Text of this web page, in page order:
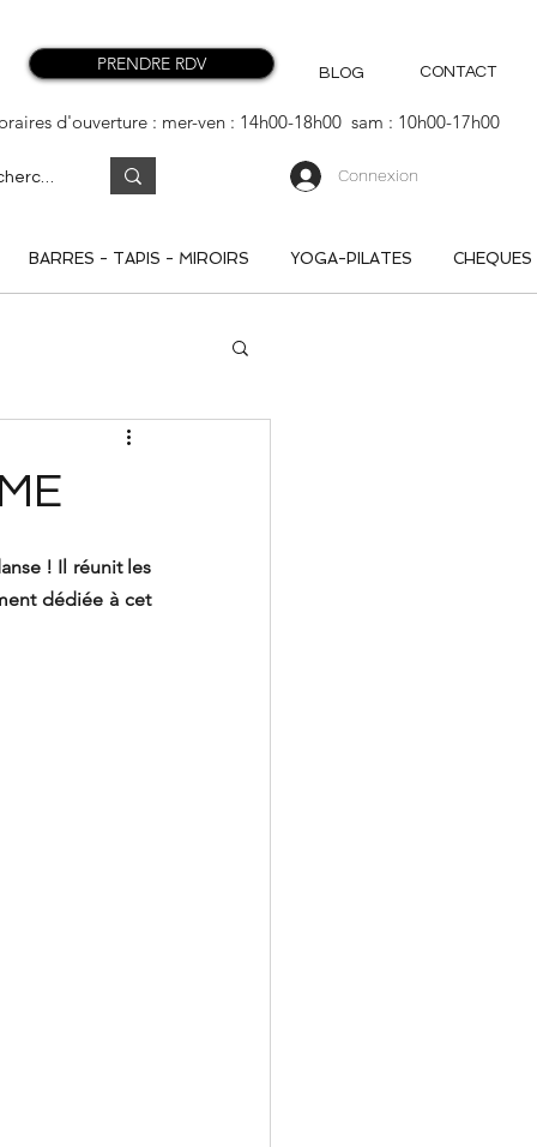
PRENDRE RDV BLOG CONTACT
d'ouverture : mer-ven : 14h00-18h00 sam : 10h00-17h00
Connexion
BARRES - TAPIS - MIROIRS YOGA-PILATES CHEQUES
! Il réunit les
dédiée à cet